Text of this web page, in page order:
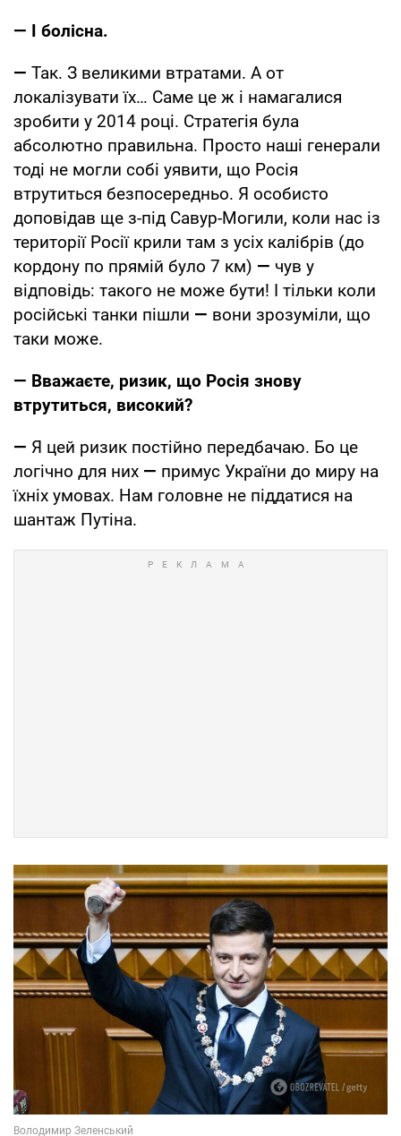
— І болісна.
— Так. З великими втратами. А от
локалізувати їх… Саме це ж і намагалися
зробити у 2014 році. Стратегія була
абсолютно правильна. Просто наші генерали
тоді не могли собі уявити, що Росія
втрутиться безпосередньо. Я особисто
доповідав ще з-під Савур-Могили, коли нас із
території Росії крили там з усіх калібрів (до
кордону по прямій було 7 км) — чув у
відповідь: такого не може бути! І тільки коли
російські танки пішли — вони зрозуміли, що
таки може.
— Вважаєте, ризик, що Росія знову
втрутиться, високий?
— Я цей ризик постійно передбачаю. Бо це
логічно для них — примус України до миру на
їхніх умовах. Нам головне не піддатися на
шантаж Путіна.